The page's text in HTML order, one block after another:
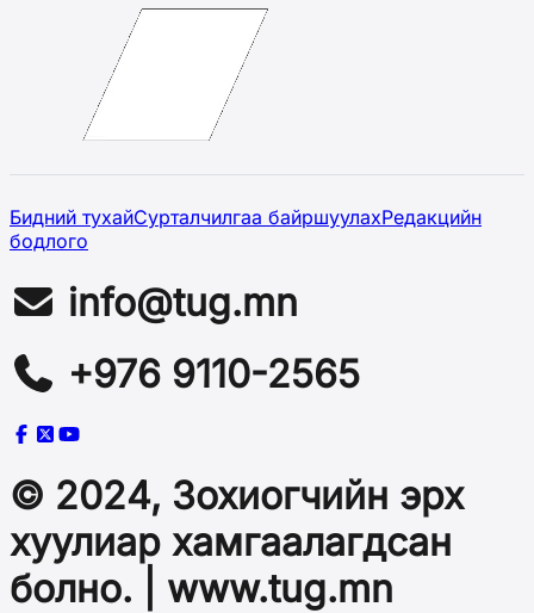
Бидний тухайСурталчилгаа байршуулахРедакцийн
бодлого
info@tug.mn
+976 9110-2565
© 2024, Зохиогчийн эрх
хуулиар хамгаалагдсан
болно. | www.tug.mn